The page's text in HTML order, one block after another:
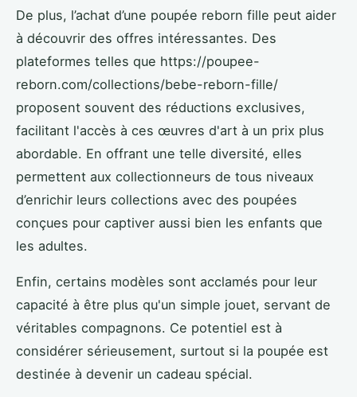
De plus, l’achat d’une poupée reborn fille peut aider
à découvrir des offres intéressantes. Des
plateformes telles que https://poupee-
reborn.com/collections/bebe-reborn-fille/
proposent souvent des réductions exclusives,
facilitant l'accès à ces œuvres d'art à un prix plus
abordable. En offrant une telle diversité, elles
permettent aux collectionneurs de tous niveaux
d’enrichir leurs collections avec des poupées
conçues pour captiver aussi bien les enfants que
les adultes.
Enfin, certains modèles sont acclamés pour leur
capacité à être plus qu'un simple jouet, servant de
véritables compagnons. Ce potentiel est à
considérer sérieusement, surtout si la poupée est
destinée à devenir un cadeau spécial.